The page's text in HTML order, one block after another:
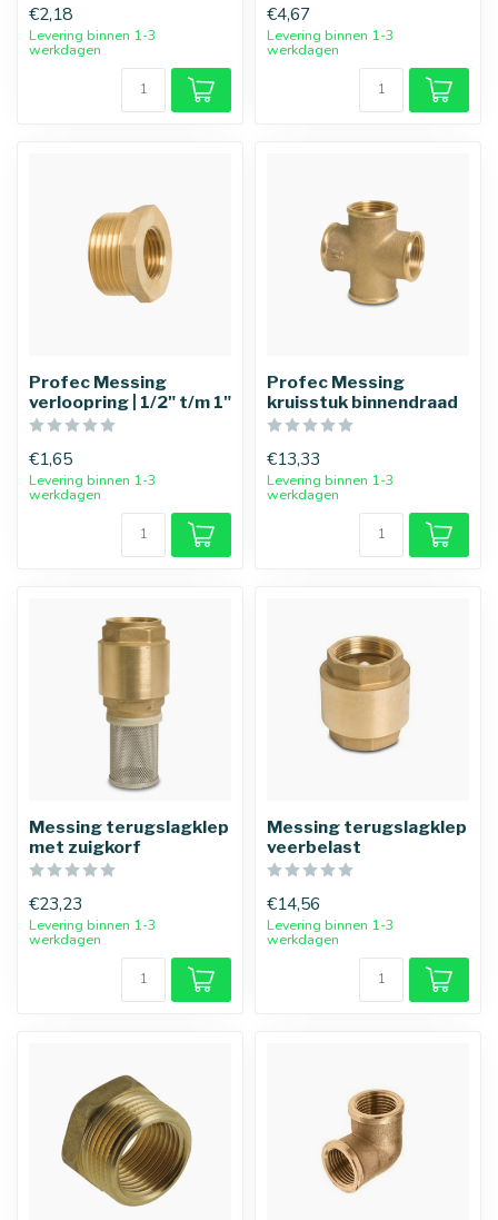
€2,18
Levering binnen 1-3
werkdagen
€4,67
Levering binnen 1-3
werkdagen
Profec Messing
verloopring | 1/2" t/m 1"
€1,65
Levering binnen 1-3
werkdagen
Profec Messing
kruisstuk binnendraad
€13,33
Levering binnen 1-3
werkdagen
Messing terugslagklep
met zuigkorf
€23,23
Levering binnen 1-3
werkdagen
Messing terugslagklep
veerbelast
€14,56
Levering binnen 1-3
werkdagen